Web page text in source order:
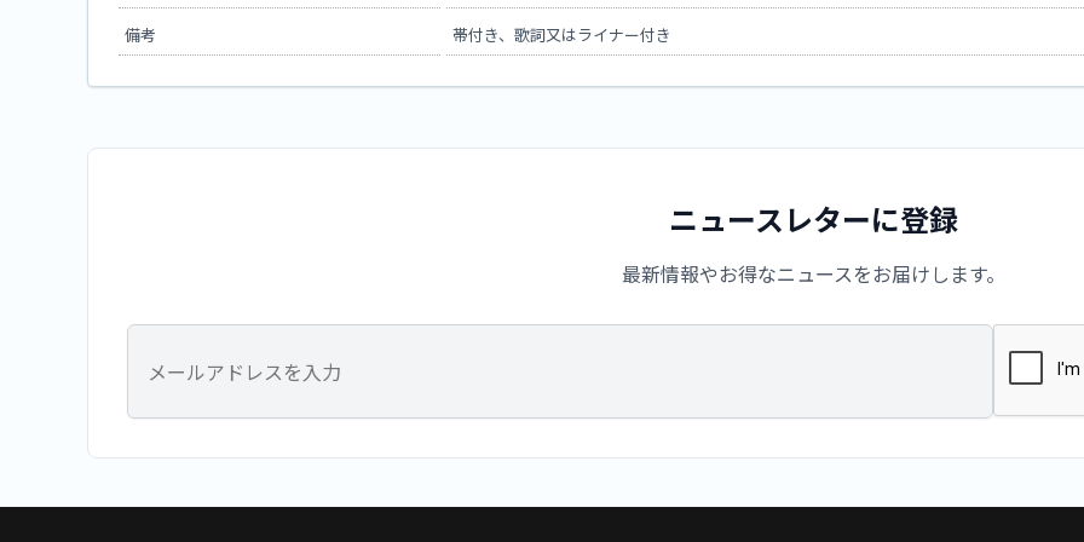
備考 帯付き、歌詞又はライナー付き
ニュースレターに登録
最新情報やお得なニュースをお届けします。